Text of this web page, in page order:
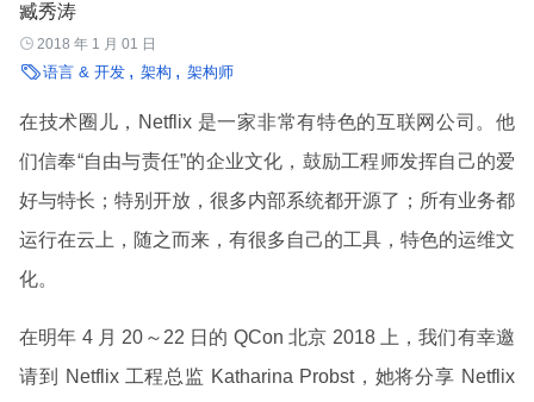
臧秀涛
 2018 年 1 月 01 日
语言 & 开发 架构 架构师
在技术圈儿，Netflix 是一家非常有特色的互联网公司。他
们信奉“自由与责任”的企业文化，鼓励工程师发挥自己的爱
好与特长；特别开放，很多内部系统都开源了；所有业务都
运行在云上，随之而来，有很多自己的工具，特色的运维文
化。
在明年 4 月 20～22 日的 QCon 北京 2018 上，我们有幸邀
请到 Netflix 工程总监 Katharina Probst，她将分享 Netflix